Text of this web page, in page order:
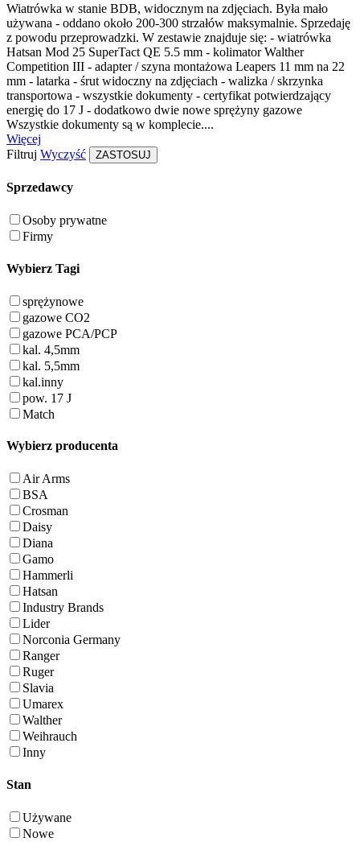
Wiatrówka w stanie BDB, widocznym na zdjęciach. Była mało
używana - oddano około 200-300 strzałów maksymalnie. Sprzedaję
z powodu przeprowadzki. W zestawie znajduje się: - wiatrówka
Hatsan Mod 25 SuperTact QE 5.5 mm - kolimator Walther
Competition III - adapter / szyna montażowa Leapers 11 mm na 22
mm - latarka - śrut widoczny na zdjęciach - walizka / skrzynka
transportowa - wszystkie dokumenty - certyfikat potwierdzający
energię do 17 J - dodatkowo dwie nowe sprężyny gazowe
Wszystkie dokumenty są w komplecie....
Więcej
Filtruj Wyczyść ZASTOSUJ
Sprzedawcy
Osoby prywatne
Firmy
Wybierz Tagi
sprężynowe
gazowe CO2
gazowe PCA/PCP
kal. 4,5mm
kal. 5,5mm
kal.inny
pow. 17 J
Match
Wybierz producenta
Air Arms
BSA
Crosman
Daisy
Diana
Gamo
Hammerli
Hatsan
Industry Brands
Lider
Norconia Germany
Ranger
Ruger
Slavia
Umarex
Walther
Weihrauch
Inny
Stan
Używane
Nowe